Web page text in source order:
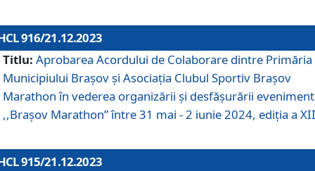
916/21.12.2023
Titlu: Aprobarea Acordului de Colaborare dintre Primăria
Municipiului Brașov și Asociația Clubul Sportiv Brașov
Marathon în vederea organizării și desfășurării
,,Brașov Marathon” între 31 mai - 2 iunie 2024, ediția a
915/21.12.2023